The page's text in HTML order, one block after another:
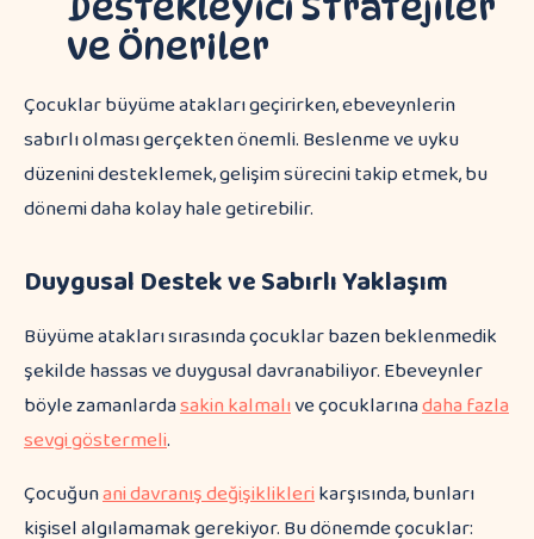
ve Öneriler
Çocuklar büyüme atakları geçirirken, ebeveynlerin
sabırlı olması gerçekten önemli. Beslenme ve uyku
düzenini desteklemek, gelişim sürecini takip etmek, bu
dönemi daha kolay hale getirebilir.
Duygusal Destek ve Sabırlı Yaklaşım
Büyüme atakları sırasında çocuklar bazen beklenmedik
şekilde hassas ve duygusal davranabiliyor. Ebeveynler
böyle zamanlardasakin kalmalıve çocuklarınadaha fazla
sevgi göstermeli.
Çocuğunani davranış değişikliklerikarşısında, bunları
kişisel algılamamak gerekiyor. Bu dönemde çocuklar: